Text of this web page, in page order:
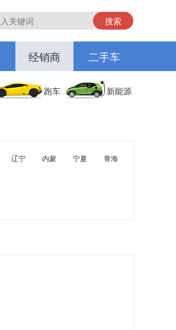
搜索
经销商 二手车
跑车 新能源
辽宁 内蒙 宁夏
青海